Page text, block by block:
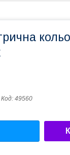
Код: 49560